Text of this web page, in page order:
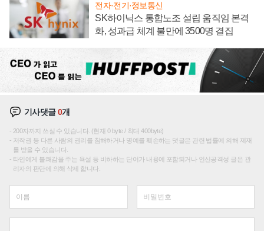
전자·전기·정보통신
SK하이닉스 통합노조 설립 움직임 본격
화, 성과급 체계 불만에 3500명 결집
기사댓글0개
200자까지 쓰실 수 있습니다. (현재 0 byte / 최대 400byte)
저작권 등 다른 사람의 권리를 침해하거나 명예를 훼손하는 댓글은 관련 법률에 의해 제재
를 받을 수 있습니다.
타인에게 불쾌감을 주는 욕설 등 비하하는 단어가 내용에 포함되거나 인신공격성 글은 관
리자의 판단에 의해 삭제 합니다.